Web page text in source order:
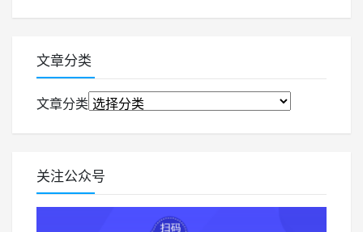
文章分类
文章分类
关注公众号